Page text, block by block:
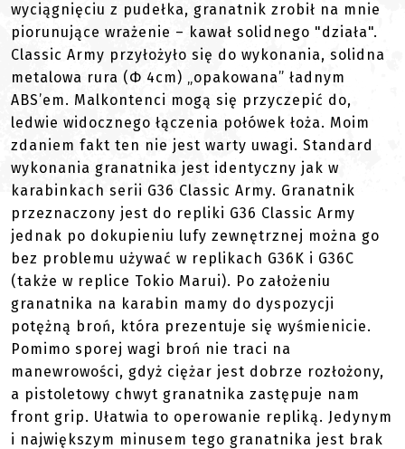
wyciągnięciu z pudełka, granatnik zrobił na mnie
piorunujące wrażenie – kawał solidnego "działa".
Classic Army przyłożyło się do wykonania, solidna
metalowa rura (Φ 4cm) „opakowana” ładnym
ABS’em. Malkontenci mogą się przyczepić do,
ledwie widocznego łączenia połówek łoża. Moim
zdaniem fakt ten nie jest warty uwagi. Standard
wykonania granatnika jest identyczny jak w
karabinkach serii G36 Classic Army. Granatnik
przeznaczony jest do repliki G36 Classic Army
jednak po dokupieniu lufy zewnętrznej można go
bez problemu używać w replikach G36K i G36C
(także w replice Tokio Marui). Po założeniu
granatnika na karabin mamy do dyspozycji
potężną broń, która prezentuje się wyśmienicie.
Pomimo sporej wagi broń nie traci na
manewrowości, gdyż ciężar jest dobrze rozłożony,
a pistoletowy chwyt granatnika zastępuje nam
front grip. Ułatwia to operowanie repliką. Jedynym
i największym minusem tego granatnika jest brak